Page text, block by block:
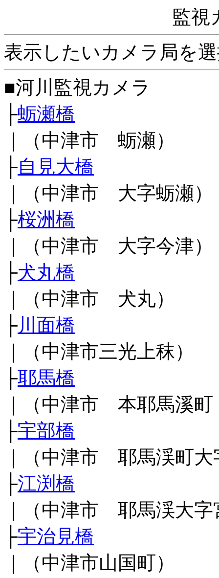
監視
表示したいカメラ局を
■河川監視カメラ
├蛎瀬橋
｜（中津市 蛎瀬）
├自見大橋
｜（中津市 大字蛎瀬）
├桜洲橋
｜（中津市 大字今津）
├犬丸橋
｜（中津市 犬丸）
├川面橋
｜（中津市三光上秣）
├耶馬橋
｜（中津市 本耶馬溪
├宇部橋
｜（中津市 耶馬渓町大
├江渕橋
｜（中津市 耶馬渓大字
├宇治見橋
｜（中津市山国町）